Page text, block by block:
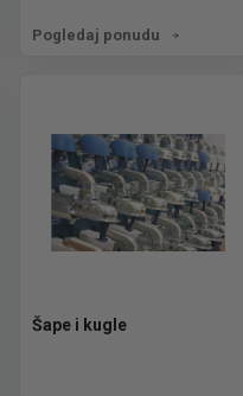
Pogledaj ponudu
Šape i kugle